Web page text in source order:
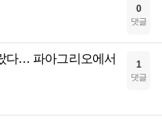
0
댓글
다… 파아그리오에서
1
댓글